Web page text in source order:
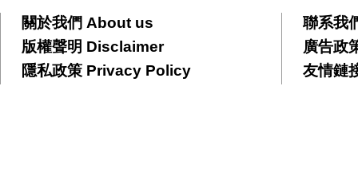
關於我們 About us
版權聲明 Disclaimer
隱私政策 Privacy Policy
聯系我
廣告政
友情鏈